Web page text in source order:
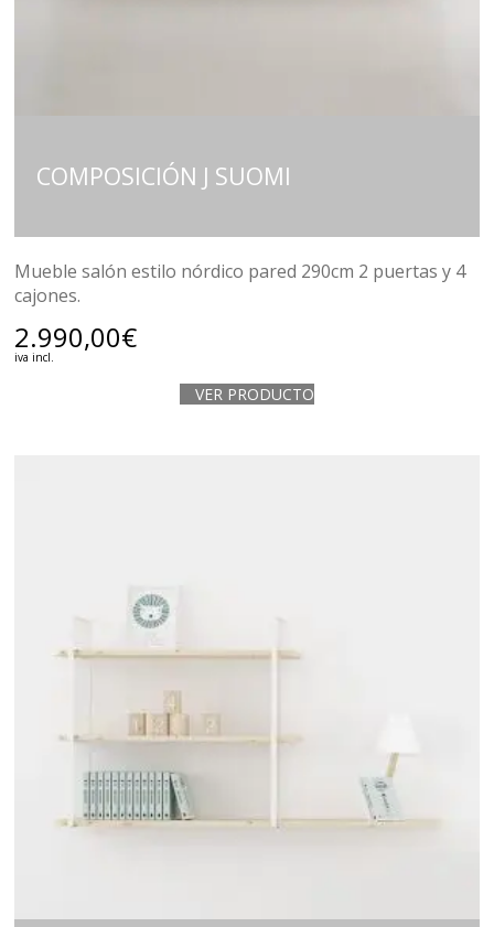
COMPOSICIÓN J SUOMI
Mueble salón estilo nórdico pared 290cm 2 puertas y 4
cajones.
2.990,00€
iva incl.
VER PRODUCTO